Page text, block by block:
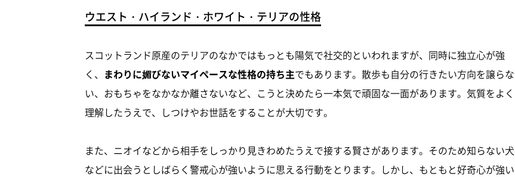
ウエスト・ハイランド・ホワイト・テリアの性格
スコットランド原産のテリアのなかではもっとも陽気で社交的といわれますが、同時に独立心が強
く、 まわりに媚びないマイペースな性格の持ち主でもあります。散歩も自分の行きたい方向を譲らな
い、おもちゃをなかなか離さないなど、こうと決めたら一本気で頑固な一面があります。気質をよく
理解したうえで、しつけやお世話をすることが大切です。
また、ニオイなどから相手をしっかり見きわめたうえで接する賢さがあります。そのため知らない犬
などに出会うとしばらく警戒心が強いように思える行動をとります。しかし、もともと好奇心が強い